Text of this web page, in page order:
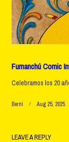
Fumanchú Comic
Celebramos los 20
Berni Aug 25, 2025
LEAVE A REPLY